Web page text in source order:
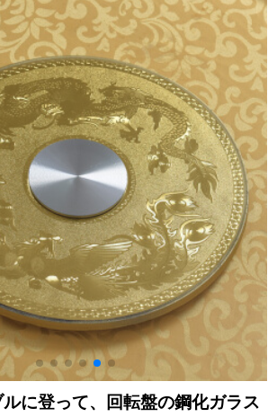
す。伸縮性のあるテ
ーブルと椅子のセッ
トが石テーブルを焼
きます。
するテーブル家庭用
バルコニーテーブル
80 x 80高74 cm青
に登って、回転盤の鋼化ガラス